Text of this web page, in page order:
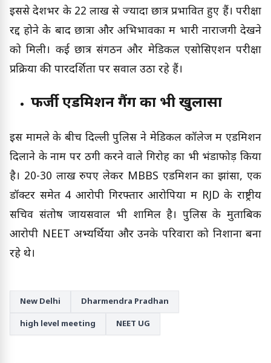
इससे देशभर के 22 लाख से ज्यादा छात्र प्रभावित हुए हैं। परीक्षा
रद्द होने के बाद छात्रों और अभिभावकों में भारी नाराजगी देखने
को मिली। कई छात्र संगठन और मेडिकल एसोसिएशन परीक्षा
प्रक्रिया की पारदर्शिता पर सवाल उठा रहे हैं।
फर्जी एडमिशन गैंग का भी खुलासा
इस मामले के बीच दिल्ली पुलिस ने मेडिकल कॉलेज में एडमिशन
दिलाने के नाम पर ठगी करने वाले गिरोह का भी भंडाफोड़ किया
है। 20-30 लाख रुपए लेकर MBBS एडमिशन का झांसा, एक
डॉक्टर समेत 4 आरोपी गिरफ्तार आरोपियों में RJD के राष्ट्रीय
सचिव संतोष जायसवाल भी शामिल है। पुलिस के मुताबिक
आरोपी NEET अभ्यर्थियों और उनके परिवारों को निशाना बना
रहे थे।
New Delhi Dharmendra Pradhan
high level meeting NEET UG